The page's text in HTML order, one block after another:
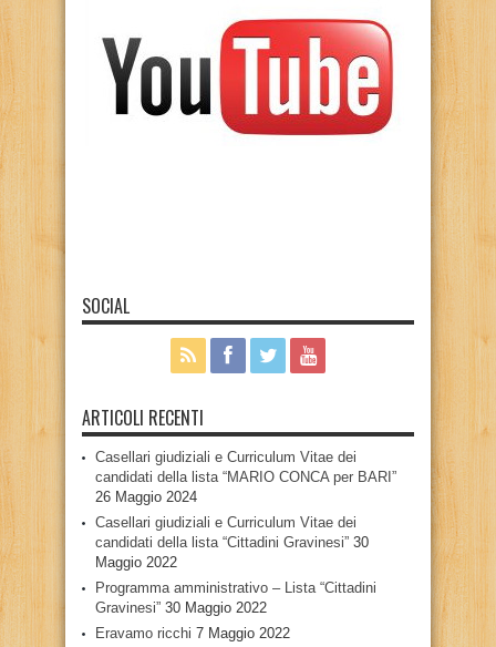
SOCIAL
ARTICOLI RECENTI
Casellari giudiziali e Curriculum Vitae dei
candidati della lista “MARIO CONCA per BARI”
26 Maggio 2024
Casellari giudiziali e Curriculum Vitae dei
candidati della lista “Cittadini Gravinesi” 30
Maggio 2022
Programma amministrativo – Lista “Cittadini
Gravinesi” 30 Maggio 2022
Eravamo ricchi 7 Maggio 2022